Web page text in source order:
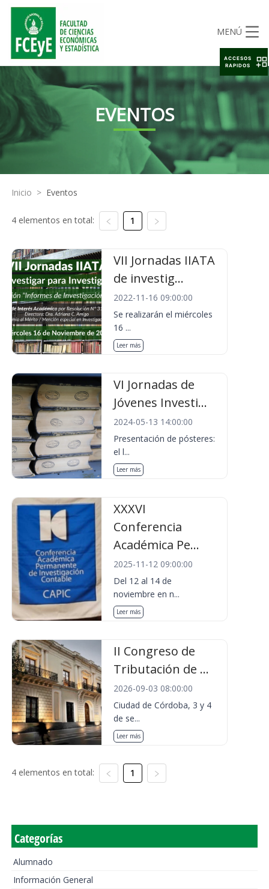
MENÚ
EVENTOS
Inicio > Eventos
4 elementos en total: 1
VII Jornadas IIATA
de investig...
2022-11-16 09:00:00
Se realizarán el miércoles
16 ...
Leer más
VI Jornadas de
Jóvenes Investi...
2024-05-13 14:00:00
Presentación de pósteres:
el l...
Leer más
XXXVI
Conferencia
Académica Pe...
2025-11-12 09:00:00
Del 12 al 14 de
noviembre en n...
Leer más
II Congreso de
Tributación de ...
2026-09-03 08:00:00
Ciudad de Córdoba, 3 y 4
de se...
Leer más
4 elementos en total: 1
Categorías
Alumnado
Información General
ACCESOS
RAPIDOS